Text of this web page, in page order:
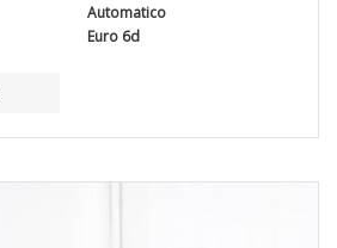
Automatico
Euro 6d